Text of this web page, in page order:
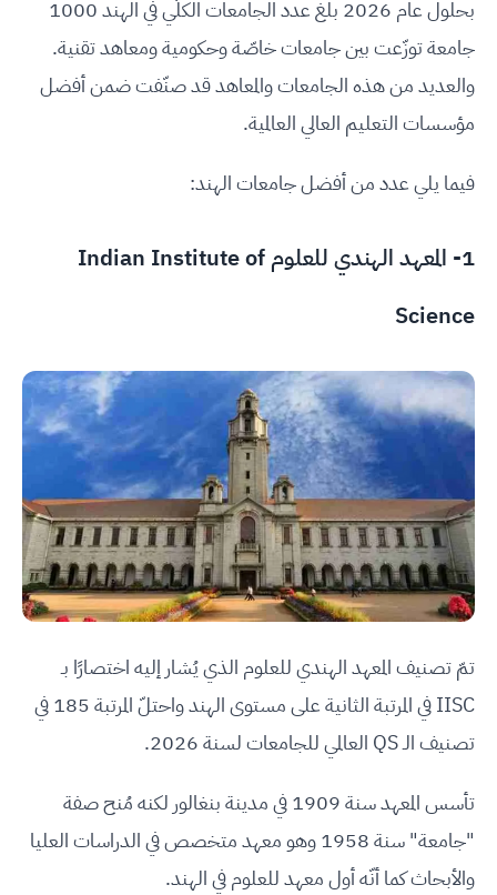
بحلول عام 2026 بلغ عدد الجامعات الكلّي في الهند 1000
جامعة توزّعت بين جامعات خاصّة وحكومية ومعاهد تقنية.
والعديد من هذه الجامعات والمعاهد قد صنّفت ضمن أفضل
مؤسسات التعليم العالي العالمية.
فيما يلي عدد من أفضل جامعات الهند:
1-
المعهد الهندي للعلوم Indian Institute of
Science
تمّ تصنيف المعهد الهندي للعلوم الذي يُشار إليه اختصارًا بـ
IISC في المرتبة الثانية على مستوى الهند واحتلّ المرتبة 185 في
تصنيف الـ QS العالمي للجامعات لسنة 2026.
تأسس المعهد سنة 1909 في مدينة بنغالور لكنه مُنح صفة
"جامعة" سنة 1958 وهو معهد متخصص في الدراسات العليا
والأبحاث كما أنّه أول معهد للعلوم في الهند.